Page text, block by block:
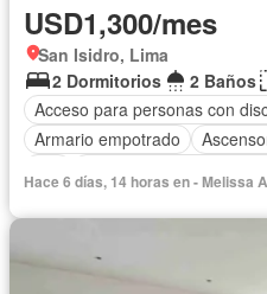
USD1,300/mes
San Isidro, Lima
2 Dormitorios
2 Baños
Acceso para personas con
Armario empotrado
Hace 6 días, 14 horas en - Melissa